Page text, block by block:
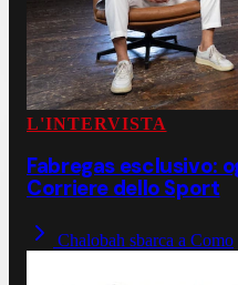
L'INTERVISTA
Fabregas esclusivo:
Corriere dello Sport
Chalobah sbarca a Como